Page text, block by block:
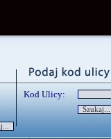
Kod Ulicy: